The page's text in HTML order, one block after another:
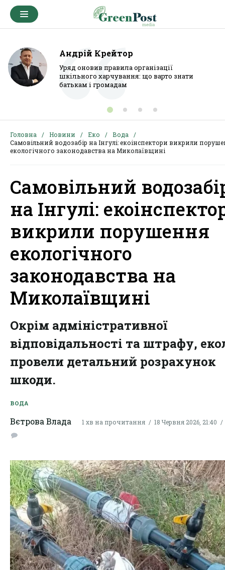
Андрій Крейтор
Уряд оновив правила організації
шкільного харчування: що варто знати
батькам і громадам
Головна Новини Еко
Вода
Самовільний водозабір на Інгулі: екоінспектори викрили
екологічного законодавства на Миколаївщині
Самовільний
на Інгулі:
викрили порушення
екологічного
законодавства на
Миколаївщині
Окрім адміністративної
відповідальності та штрафу,
провели детальний розрахунок
шкоди.
ВОДА
Вєтрова Влада 1 хв на прочитання 18 Червня 2026, 21:40